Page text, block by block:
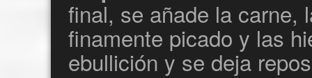
final, se añade la carne,
finamente picado y las
ebullición y se deja